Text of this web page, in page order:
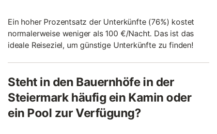
Ein hoher Prozentsatz der Unterkünfte (76%) kostet
normalerweise weniger als 100 €/Nacht. Das ist das
ideale Reiseziel, um günstige Unterkünfte zu finden!
Steht in den Bauernhöfe in der
Steiermark häufig ein Kamin oder
ein Pool zur Verfügung?